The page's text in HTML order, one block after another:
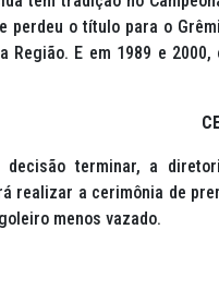
perdeu o título para o
Região. E em 1989 e
terminar, a
realizar a cerimônia de
menos vazado.